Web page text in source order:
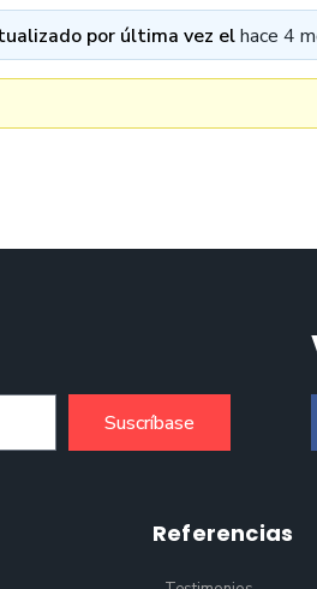
por última vez elhace 4
Suscríbase
Referencias